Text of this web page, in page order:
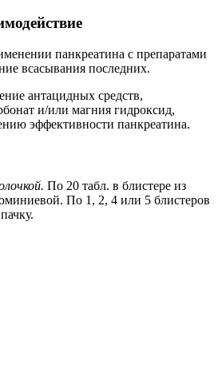
панкреатина с препаратами
всасывания последних.
антацидных средств,
и/или магния гидроксид,
эффективности панкреатина.
По 20 табл. в блистере из
Пo 1, 2, 4 или 5 блистеров